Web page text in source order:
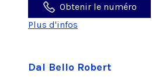
Obtenir le numéro
Plus d'infos
Dal Bello Robert